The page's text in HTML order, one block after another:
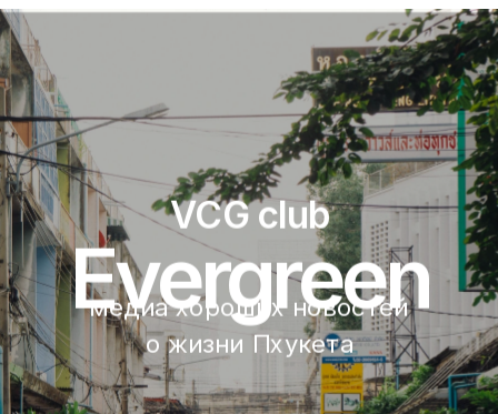
VCG club
Evergreen
медиа хороших новостей
о жизни Пхукета